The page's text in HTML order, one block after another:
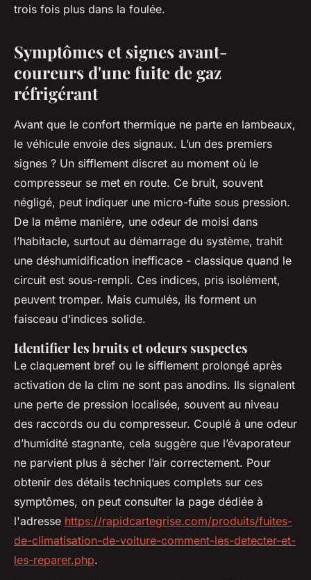
trois fois plus dans la foulée.
Symptômes et signes avant-
coureurs d'une fuite de gaz
réfrigérant
Avant que le confort thermique ne parte en lambeaux,
le véhicule envoie des signaux. L’un des premiers
signes ? Un sifflement discret au moment où le
compresseur se met en route. Ce bruit, souvent
négligé, peut indiquer une micro-fuite sous pression.
De la même manière, une odeur de moisi dans
l’habitacle, surtout au démarrage du système, trahit
une déshumidification inefficace - classique quand le
circuit est sous-rempli. Ces indices, pris isolément,
peuvent tromper. Mais cumulés, ils forment un
faisceau d’indices solide.
Identifier les bruits et odeurs suspectes
Le claquement bref ou le sifflement prolongé après
activation de la clim ne sont pas anodins. Ils signalent
une perte de pression localisée, souvent au niveau
des raccords ou du compresseur. Couplé à une odeur
d’humidité stagnante, cela suggère que l’évaporateur
ne parvient plus à sécher l’air correctement. Pour
obtenir des détails techniques complets sur ces
symptômes, on peut consulter la page dédiée à
l'adresse https://rapidcartegrise.com/produits/fuites-
de-climatisation-de-voiture-comment-les-detecter-et-
les-reparer.php.